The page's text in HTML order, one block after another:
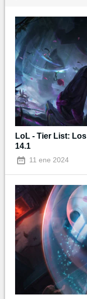
LoL - Tier List:
14.1
11 ene 2024